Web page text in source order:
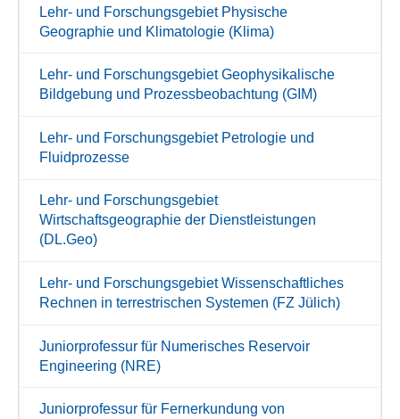
Lehr- und Forschungsgebiet Physische
Geographie und Klimatologie (Klima)
Lehr- und Forschungsgebiet Geophysikalische
Bildgebung und Prozessbeobachtung (GIM)
Lehr- und Forschungsgebiet Petrologie und
Fluidprozesse
Lehr- und Forschungsgebiet
Wirtschaftsgeographie der Dienstleistungen
(DL.Geo)
Lehr- und Forschungsgebiet Wissenschaftliches
Rechnen in terrestrischen Systemen (FZ Jülich)
Juniorprofessur für Numerisches Reservoir
Engineering (NRE)
Juniorprofessur für Fernerkundung von